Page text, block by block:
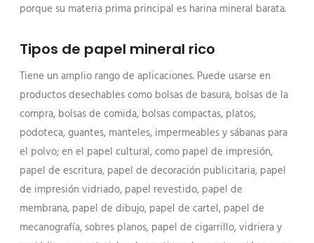
porque su materia prima principal es harina mineral barata.
Tipos de papel mineral rico
Tiene un amplio rango de aplicaciones. Puede usarse en
productos desechables como bolsas de basura, bolsas de la
compra, bolsas de comida, bolsas compactas, platos,
podoteca, guantes, manteles, impermeables y sábanas para
el polvo; en el papel cultural, como papel de impresión,
papel de escritura, papel de decoración publicitaria, papel
de impresión vidriado, papel revestido, papel de
membrana, papel de dibujo, papel de cartel, papel de
mecanografía, sobres planos, papel de cigarrillo, vidriera y